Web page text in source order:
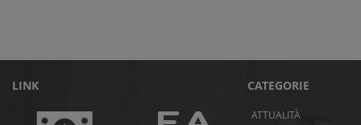
LINK CATEGORIE
ATTUALITÀ